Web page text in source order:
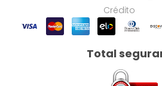
Crédito
Total